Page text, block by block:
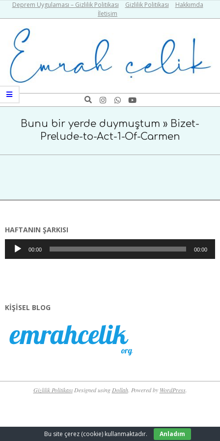
content
Deprem Uygulaması – Gizlilik Politikası Gizlilik Politikası
Hakkımda
İletişim
Emrah
Çelik
Search
Bunu bir yerde duymuştum » Bizet-
Prelude-to-Act-1-Of-Carmen
05-
HAFTANIN ŞARKISI
Ses
oynatıcı
00:00 00:00
KIŞISEL BLOG
Gizlilik PolitikasıDesigned using Dollah. Powered by WordPress.
Bu site çerez (cookie) kullanmaktadır. Anladım